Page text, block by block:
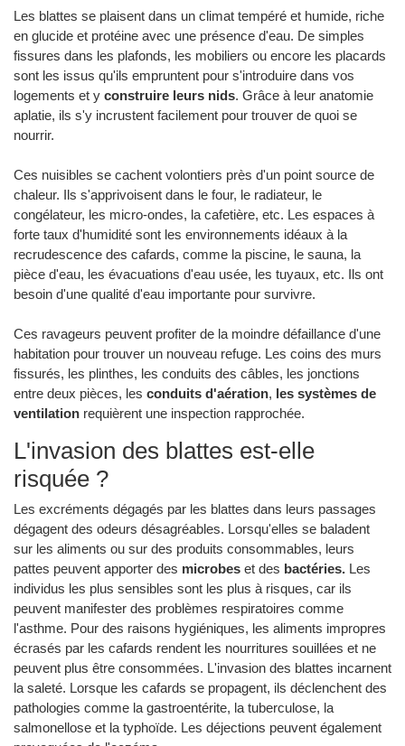
Les blattes se plaisent dans un climat tempéré et humide, riche
en glucide et protéine avec une présence d'eau. De simples
fissures dans les plafonds, les mobiliers ou encore les placards
sont les issus qu'ils empruntent pour s'introduire dans vos
logements et y construire leurs nids. Grâce à leur anatomie
aplatie, ils s'y incrustent facilement pour trouver de quoi se
nourrir.
Ces nuisibles se cachent volontiers près d'un point source de
chaleur. Ils s'apprivoisent dans le four, le radiateur, le
congélateur, les micro-ondes, la cafetière, etc. Les espaces à
forte taux d'humidité sont les environnements idéaux à la
recrudescence des cafards, comme la piscine, le sauna, la
pièce d'eau, les évacuations d'eau usée, les tuyaux, etc. Ils ont
besoin d'une qualité d'eau importante pour survivre.
Ces ravageurs peuvent profiter de la moindre défaillance d'une
habitation pour trouver un nouveau refuge. Les coins des murs
fissurés, les plinthes, les conduits des câbles, les jonctions
entre deux pièces, les conduits d'aération, les systèmes de
ventilation requièrent une inspection rapprochée.
L'invasion des blattes est-elle
risquée ?
Les excréments dégagés par les blattes dans leurs passages
dégagent des odeurs désagréables. Lorsqu'elles se baladent
sur les aliments ou sur des produits consommables, leurs
pattes peuvent apporter des microbes et des bactéries. Les
individus les plus sensibles sont les plus à risques, car ils
peuvent manifester des problèmes respiratoires comme
l'asthme. Pour des raisons hygiéniques, les aliments impropres
écrasés par les cafards rendent les nourritures souillées et ne
peuvent plus être consommées. L'invasion des blattes incarnent
la saleté. Lorsque les cafards se propagent, ils déclenchent des
pathologies comme la gastroentérite, la tuberculose, la
salmonellose et la typhoïde. Les déjections peuvent également